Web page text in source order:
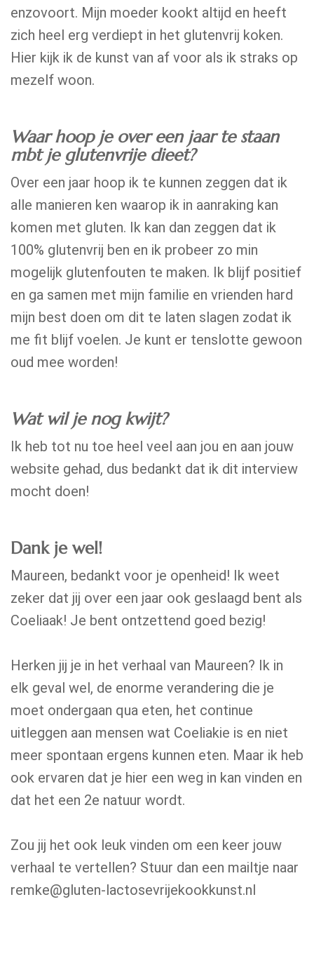
enzovoort. Mijn moeder kookt altijd en heeft
zich heel erg verdiept in het glutenvrij koken.
Hier kijk ik de kunst van af voor als ik straks op
mezelf woon.
Waar hoop je over een jaar te staan
mbt je glutenvrije dieet?
Over een jaar hoop ik te kunnen zeggen dat ik
alle manieren ken waarop ik in aanraking kan
komen met gluten. Ik kan dan zeggen dat ik
100% glutenvrij ben en ik probeer zo min
mogelijk glutenfouten te maken. Ik blijf positief
en ga samen met mijn familie en vrienden hard
mijn best doen om dit te laten slagen zodat ik
me fit blijf voelen. Je kunt er tenslotte gewoon
oud mee worden!
Wat wil je nog kwijt?
Ik heb tot nu toe heel veel aan jou en aan jouw
website gehad, dus bedankt dat ik dit interview
mocht doen!
Dank je wel!
Maureen, bedankt voor je openheid! Ik weet
zeker dat jij over een jaar ook geslaagd bent als
Coeliaak! Je bent ontzettend goed bezig!
Herken jij je in het verhaal van Maureen? Ik in
elk geval wel, de enorme verandering die je
moet ondergaan qua eten, het continue
uitleggen aan mensen wat Coeliakie is en niet
meer spontaan ergens kunnen eten. Maar ik heb
ook ervaren dat je hier een weg in kan vinden en
dat het een 2e natuur wordt.
Zou jij het ook leuk vinden om een keer jouw
verhaal te vertellen? Stuur dan een mailtje naar
remke@gluten-lactosevrijekookkunst.nl